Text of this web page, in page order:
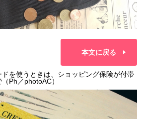
本文に戻る
を使うときは、ショッピング保険が付帯
Ph／photoAC）